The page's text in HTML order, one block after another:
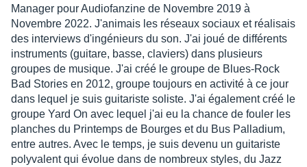
Manager pour Audiofanzine de Novembre 2019 à
Novembre 2022. J'animais les réseaux sociaux et réalisais
des interviews d'ingénieurs du son. J'ai joué de différents
instruments (guitare, basse, claviers) dans plusieurs
groupes de musique. J'ai créé le groupe de Blues-Rock
Bad Stories en 2012, groupe toujours en activité à ce jour
dans lequel je suis guitariste soliste. J'ai également créé le
groupe Yard On avec lequel j'ai eu la chance de fouler les
planches du Printemps de Bourges et du Bus Palladium,
entre autres. Avec le temps, je suis devenu un guitariste
polyvalent qui évolue dans de nombreux styles, du Jazz